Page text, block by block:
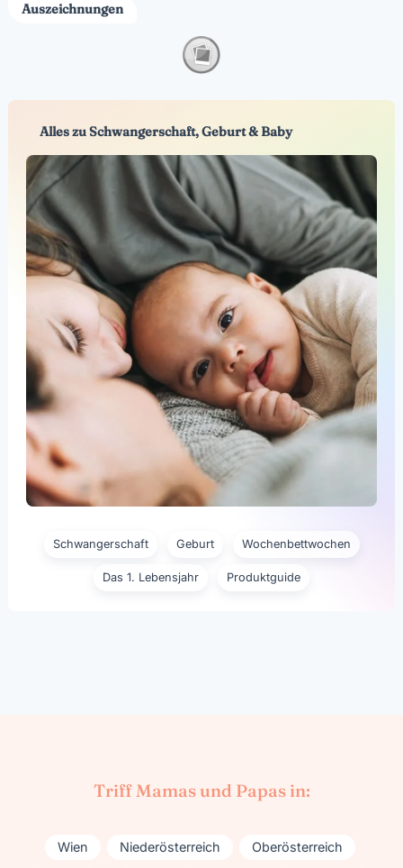
Auszeichnungen
Alles zu Schwangerschaft, Geburt & Baby
Schwangerschaft Geburt Wochenbettwochen
Das 1. Lebensjahr Produktguide
Triff Mamas und Papas in:
Wien Niederösterreich Oberösterreich